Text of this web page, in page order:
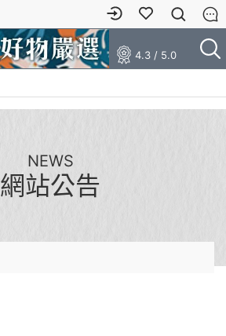
4.3 / 5.0
NEWS
網站公告